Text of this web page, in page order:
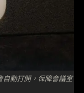
動打開，保障會議室